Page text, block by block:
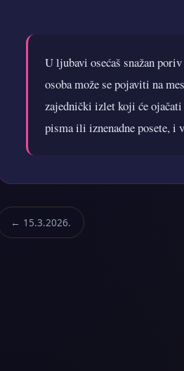
U ljubavi osećaš snažan
osoba može se pojaviti na
zajednički izlet koji će
pisma ili iznenadne posete, i
← 15.3.2026.